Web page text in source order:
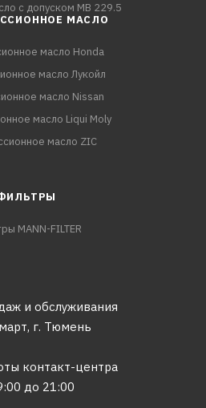
с допуском MB 229.5
МАСЛО
масло Honda
масло Лукойл
масло Nissan
масло Liqui Moly
масло ZIC
MANN-FILTER
и обслуживания
г. Тюмень
контакт-центра
до 21:00